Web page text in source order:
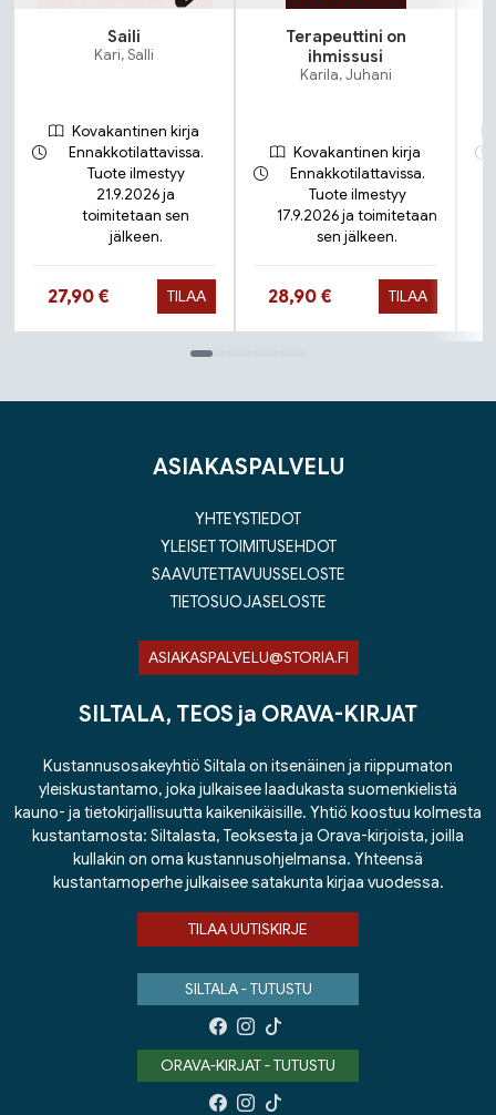
Saili
Kari, Salli
Kovakantinen kirja
Ennakkotilattavissa.
Tuote ilmestyy
21.9.2026 ja
toimitetaan sen
jälkeen.
Hinta nyt
27,90 € TILAA
Terapeuttini on
ihmissusi
Karila, Juhani
Kovakantinen kirja
Ennakkotilattavissa.
Tuote ilmestyy
17.9.2026 ja toimitetaan
sen jälkeen.
Hinta nyt
28,90 € TILAA
ASIAKASPALVELU
YHTEYSTIEDOT
YLEISET TOIMITUSEHDOT
SAAVUTETTAVUUSSELOSTE
TIETOSUOJASELOSTE
ASIAKASPALVELU@STORIA.FI
SILTALA, TEOS ja ORAVA-KIRJAT
Kustannusosakeyhtiö Siltala on itsenäinen ja riippumaton
yleiskustantamo, joka julkaisee laadukasta suomenkielistä
kauno- ja tietokirjallisuutta kaikenikäisille. Yhtiö koostuu kolmesta
kustantamosta: Siltalasta, Teoksesta ja Orava-kirjoista, joilla
kullakin on oma kustannusohjelmansa. Yhteensä
kustantamoperhe julkaisee satakunta kirjaa vuodessa.
TILAA UUTISKIRJE
SILTALA - TUTUSTU
ORAVA-KIRJAT - TUTUSTU